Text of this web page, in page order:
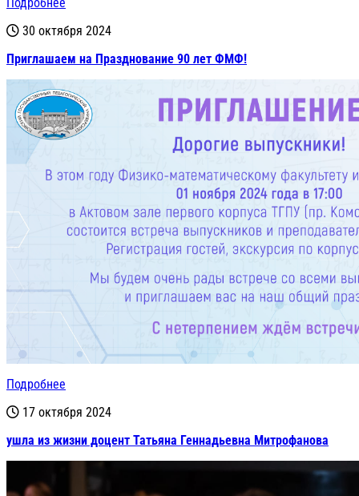
30 октября 2024
Приглашаем на Празднование 90 лет ФМФ!
Подробнее
17 октября 2024
ушла из жизни доцент Татьяна Геннадьевна Митрофанова